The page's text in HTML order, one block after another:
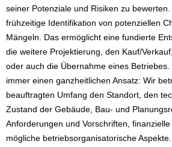
seiner Potenziale und Risiken zu
frühzeitige Identifikation von potenziellen
Mängeln. Das ermöglicht eine fundierte
die weitere Projektierung, den Kauf/
oder auch die Übernahme eines
immer einen ganzheitlichen Ansatz: Wir
beauftragten Umfang den Standort, den
Zustand der Gebäude, Bau- und
Anforderungen und Vorschriften,
mögliche betriebsorganisatorische